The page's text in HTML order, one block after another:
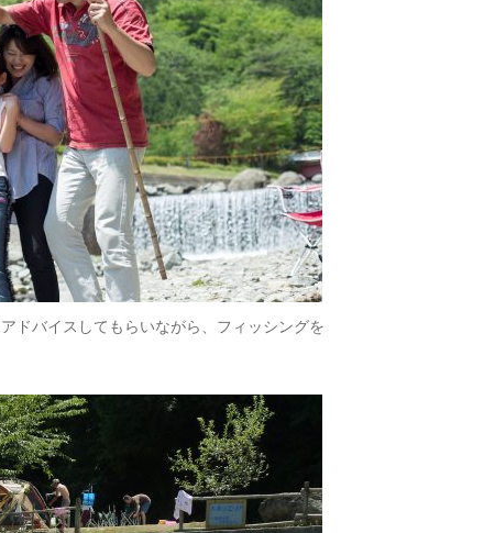
ドバイスしてもらいながら、フィッシングを